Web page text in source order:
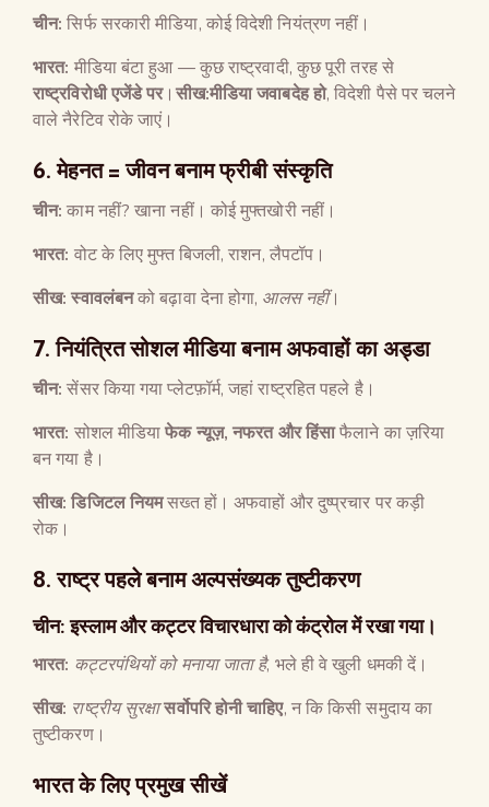
चीन: सिर्फ सरकारी मीडिया, कोई विदेशी नियंत्रण नहीं।
भारत: मीडिया बंटा हुआ — कुछ राष्ट्रवादी, कुछ पूरी तरह से
राष्ट्रविरोधी एजेंडे पर। सीख:मीडिया जवाबदेह हो, विदेशी पैसे पर चलने
वाले नैरेटिव रोके जाएं।
6.मेहनत=जीवन बनाम फ्रीबी संस्कृति
चीन: काम नहीं? खाना नहीं। कोई मुफ्तखोरी नहीं।
भारत: वोट के लिए मुफ्त बिजली, राशन, लैपटॉप।
सीख: स्वावलंबनको बढ़ावा देना होगा, आलस नहीं।
7.नियंत्रित सोशल मीडिया बनाम अफवाहों का अड्डा
चीन: सेंसर किया गया प्लेटफ़ॉर्म, जहां राष्ट्रहित पहले है।
भारत: सोशल मीडियाफेक न्यूज़,नफरत और हिंसाफैलाने का ज़रिया
बन गया है।
सीख: डिजिटल नियमसख्त हों। अफवाहों और दुष्प्रचार पर कड़ी
रोक।
8.राष्ट्र पहले बनाम अल्पसंख्यक तुष्टीकरण
चीन:इस्लाम और कट्टर विचारधारा को कंट्रोल में रखा गया।
भारत: कट्टरपंथियों को मनाया जाता है, भले ही वे खुली धमकी दें।
सीख: राष्ट्रीय सुरक्षासर्वोपरि होनी चाहिए, न कि किसी समुदाय का
तुष्टीकरण।
भारत के लिए प्रमुख सीखें